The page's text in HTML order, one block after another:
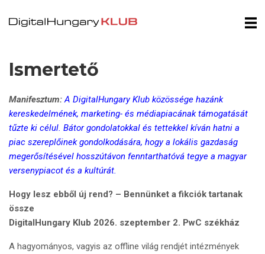
Ismertető
Manifesztum:A DigitalHungary Klub közössége hazánk
kereskedelmének, marketing- és médiapiacának támogatását
tűzte ki célul. Bátor gondolatokkal és tettekkel kíván hatni a
piac szereplőinek gondolkodására, hogy a lokális gazdaság
megerősítésével hosszútávon fenntarthatóvá tegye a magyar
versenypiacot és a kultúrát.
Hogy lesz ebből új rend? – Bennünket a fikciók tartanak
össze
DigitalHungary Klub 2026. szeptember 2. PwC székház
A hagyományos, vagyis az offline világ rendjét intézmények